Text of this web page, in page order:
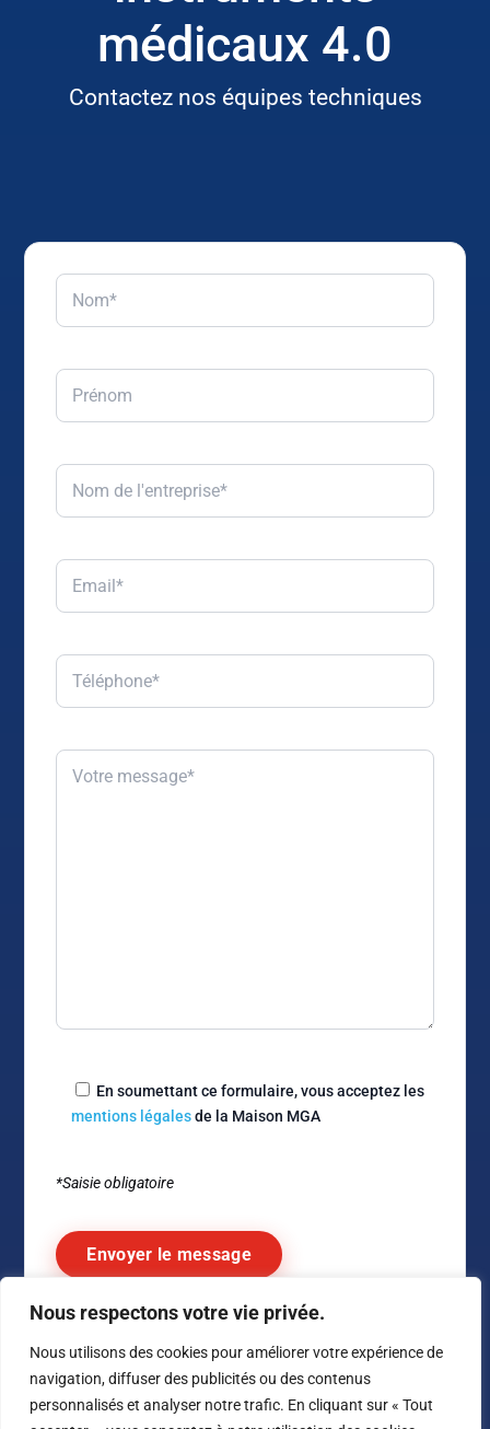
Nous respectons votre vie privée.
Nous utilisons des cookies pour améliorer votre expérience de
navigation, diffuser des publicités ou des contenus
personnalisés et analyser notre trafic. En cliquant sur « Tout
médicaux 4.0
Contactez nos équipes techniques
En soumettant ce formulaire, vous acceptez les
mentions légalesde la Maison MGA
*Saisie obligatoire
Alternative: